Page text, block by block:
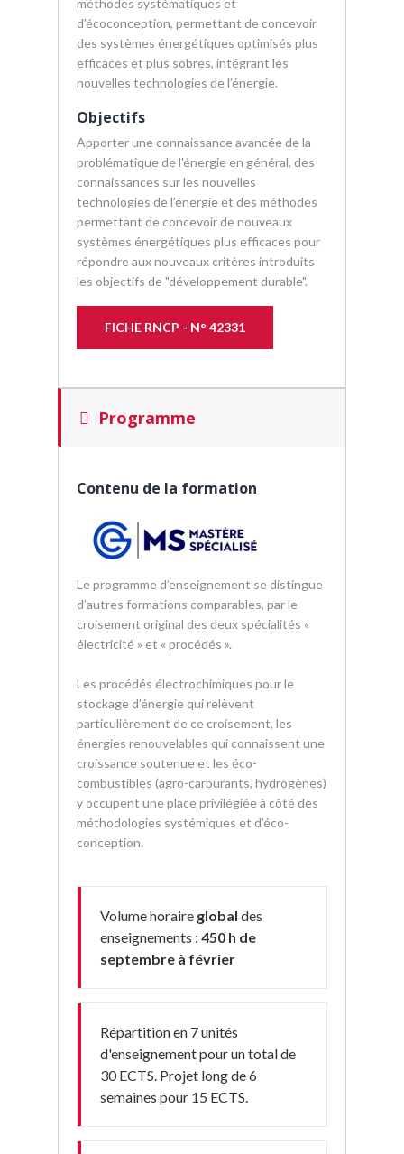
méthodes systématiques et
d'écoconception, permettant de concevoir
des systèmes énergétiques optimisés plus
efficaces et plus sobres, intégrant les
nouvelles technologies de l’énergie.
Objectifs
Apporter une connaissance avancée de la
problématique de l'énergie en général, des
connaissances sur les nouvelles
technologies de l’énergie et des méthodes
permettant de concevoir de nouveaux
systèmes énergétiques plus efficaces pour
répondre aux nouveaux critères introduits
les objectifs de "développement durable".
FICHE RNCP - N° 42331
Programme
Contenu de la formation
Le programme d’enseignement se distingue
d’autres formations comparables, par le
croisement original des deux spécialités «
électricité » et « procédés ».
Les procédés électrochimiques pour le
stockage d’énergie qui relèvent
particulièrement de ce croisement, les
énergies renouvelables qui connaissent une
croissance soutenue et les éco-
combustibles (agro-carburants, hydrogènes)
y occupent une place privilégiée à côté des
méthodologies systémiques et d’éco-
conception.
Volume horaire global des
enseignements : 450 h de
septembre à février
Répartition en 7 unités
d'enseignement pour un total de
30 ECTS. Projet long de 6
semaines pour 15 ECTS.